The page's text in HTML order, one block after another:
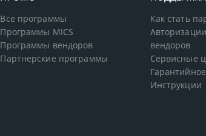
Все программы
Программы MICS
Программы вендоров
Партнерские программы
Как стать
вендоров
Сервисные
Инструкции